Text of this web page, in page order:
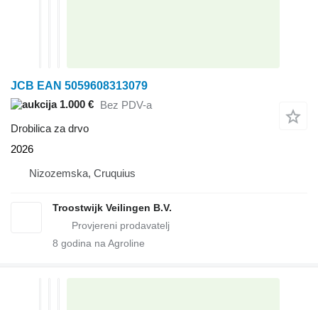
JCB EAN 5059608313079
1.000 € Bez PDV-a
Drobilica za drvo
2026
Nizozemska, Cruquius
Troostwijk Veilingen B.V.
8 godina na Agroline